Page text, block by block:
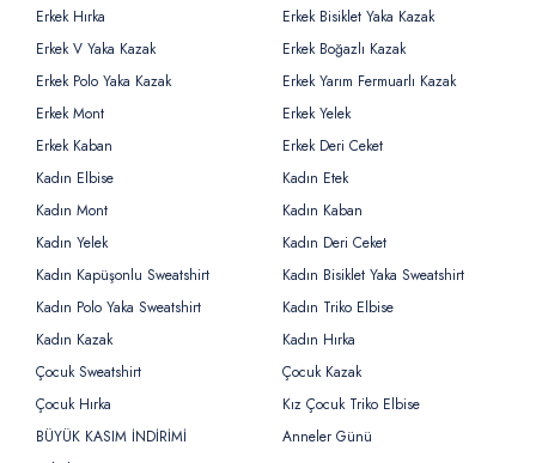
Erkek Hırka
Erkek Bisiklet Yaka Kazak
Erkek V Yaka Kazak
Erkek Boğazlı Kazak
Erkek Polo Yaka Kazak
Erkek Yarım Fermuarlı Kazak
Erkek Mont
Erkek Yelek
Erkek Kaban
Erkek Deri Ceket
Kadın Elbise
Kadın Etek
Kadın Mont
Kadın Kaban
Kadın Yelek
Kadın Deri Ceket
Kadın Kapüşonlu Sweatshirt
Kadın Bisiklet Yaka Sweatshirt
Kadın Polo Yaka Sweatshirt
Kadın Triko Elbise
Kadın Kazak
Kadın Hırka
Çocuk Sweatshirt
Çocuk Kazak
Çocuk Hırka
Kız Çocuk Triko Elbise
BÜYÜK KASIM İNDİRİMİ
Anneler Günü